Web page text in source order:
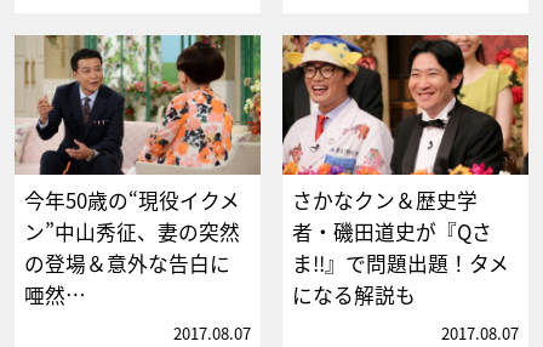
今年50歳の“現役イクメ
ン”中山秀征、妻の突然
の登場＆意外な告白に
唖然…
2017.08.07
さかなクン＆歴史学
者・磯田道史が『Qさ
ま!!』で問題出題！タメ
になる解説も
2017.08.07